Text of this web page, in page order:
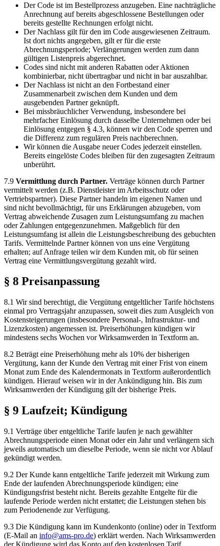
Der Code ist im Bestellprozess anzugeben. Eine nachträgliche
Anrechnung auf bereits abgeschlossene Bestellungen oder
bereits gestellte Rechnungen erfolgt nicht.
Der Nachlass gilt für den im Code ausgewiesenen Zeitraum.
Ist dort nichts angegeben, gilt er für die erste
Abrechnungsperiode; Verlängerungen werden zum dann
gültigen Listenpreis abgerechnet.
Codes sind nicht mit anderen Rabatten oder Aktionen
kombinierbar, nicht übertragbar und nicht in bar auszahlbar.
Der Nachlass ist nicht an den Fortbestand einer
Zusammenarbeit zwischen dem Kunden und dem
ausgebenden Partner geknüpft.
Bei missbräuchlicher Verwendung, insbesondere bei
mehrfacher Einlösung durch dasselbe Unternehmen oder bei
Einlösung entgegen § 4.3, können wir den Code sperren und
die Differenz zum regulären Preis nachberechnen.
Wir können die Ausgabe neuer Codes jederzeit einstellen.
Bereits eingelöste Codes bleiben für den zugesagten Zeitraum
unberührt.
7.9 Vermittlung durch Partner. Verträge können durch Partner
vermittelt werden (z.B. Dienstleister im Arbeitsschutz oder
Vertriebspartner). Diese Partner handeln im eigenen Namen und
sind nicht bevollmächtigt, für uns Erklärungen abzugeben, vom
Vertrag abweichende Zusagen zum Leistungsumfang zu machen
oder Zahlungen entgegenzunehmen. Maßgeblich für den
Leistungsumfang ist allein die Leistungsbeschreibung des gebuchten
Tarifs. Vermittelnde Partner können von uns eine Vergütung
erhalten; auf Anfrage teilen wir dem Kunden mit, ob für seinen
Vertrag eine Vermittlungsvergütung gezahlt wird.
§ 8 Preisanpassung
8.1 Wir sind berechtigt, die Vergütung entgeltlicher Tarife höchstens
einmal pro Vertragsjahr anzupassen, soweit dies zum Ausgleich von
Kostensteigerungen (insbesondere Personal-, Infrastruktur- und
Lizenzkosten) angemessen ist. Preiserhöhungen kündigen wir
mindestens sechs Wochen vor Wirksamwerden in Textform an.
8.2 Beträgt eine Preiserhöhung mehr als 10% der bisherigen
Vergütung, kann der Kunde den Vertrag mit einer Frist von einem
Monat zum Ende des Kalendermonats in Textform außerordentlich
kündigen. Hierauf weisen wir in der Ankündigung hin. Bis zum
Wirksamwerden der Kündigung gilt der bisherige Preis.
§ 9 Laufzeit; Kündigung
9.1 Verträge über entgeltliche Tarife laufen je nach gewählter
Abrechnungsperiode einen Monat oder ein Jahr und verlängern sich
jeweils automatisch um dieselbe Periode, wenn sie nicht vor Ablauf
gekündigt werden.
9.2 Der Kunde kann entgeltliche Tarife jederzeit mit Wirkung zum
Ende der laufenden Abrechnungsperiode kündigen; eine
Kündigungsfrist besteht nicht. Bereits gezahlte Entgelte für die
laufende Periode werden nicht erstattet; die Leistungen stehen bis
zum Periodenende zur Verfügung.
9.3 Die Kündigung kann im Kundenkonto (online) oder in Textform
(E-Mail an info@ams-pro.de) erklärt werden. Nach Wirksamwerden